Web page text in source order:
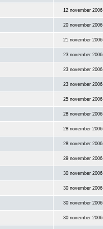
12 november 2006
20 november 2006
21 november 2006
23 november 2006
23 november 2006
23 november 2006
25 november 2006
28 november 2006
28 november 2006
28 november 2006
29 november 2006
30 november 2006
30 november 2006
30 november 2006
30 november 2006